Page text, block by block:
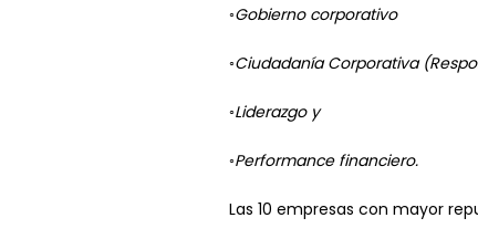
◦Gobierno corporativo
◦Ciudadanía Corporativa
◦Liderazgo y
◦Performance financiero.
Las 10 empresas con mayor